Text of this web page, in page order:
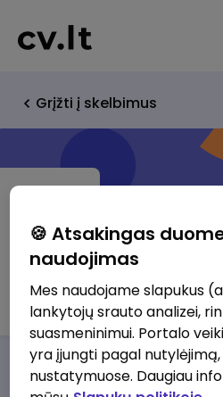
Grįžti į skelbimus
VEESLA UAB
Darbo pasiūlymaiApie
🍪 Atsakingas
naudojimas
Mes naudojame slapukus
lankytojų srauto analizei,
suasmeninimui. Portalo
yra įjungti pagal
nustatymuose. Daugiau